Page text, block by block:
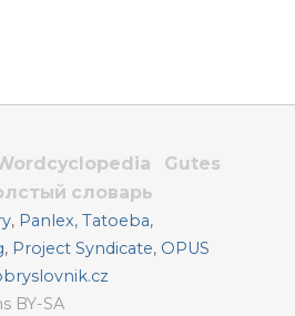
Gutes
словарь
, Panlex,Tatoeba,
, Project Syndicate, OPUS
BY-SA